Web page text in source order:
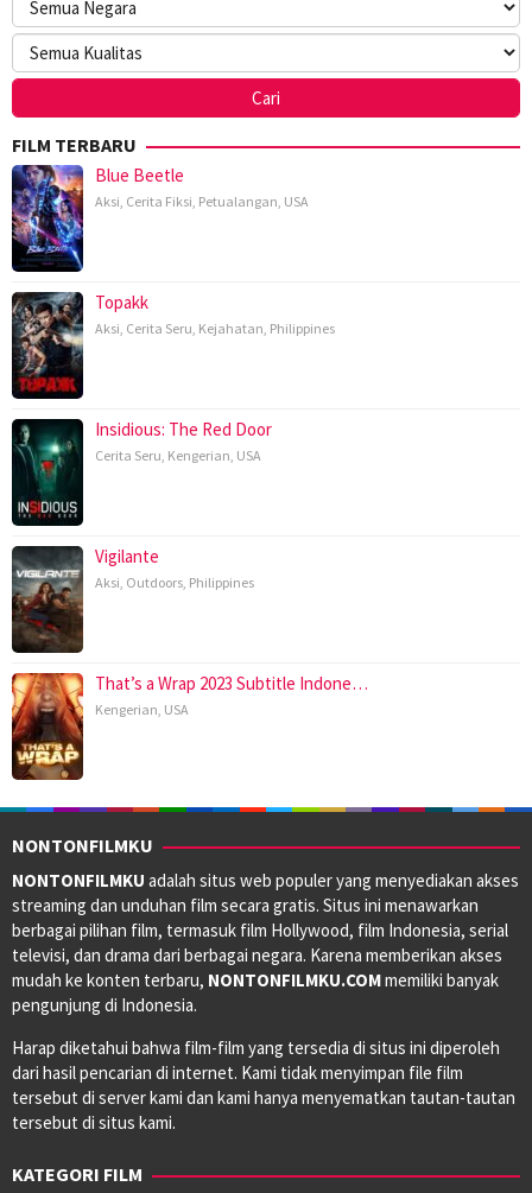
FILM TERBARU
Blue Beetle
Aksi, Cerita Fiksi, Petualangan, USA
Topakk
Aksi, Cerita Seru, Kejahatan, Philippines
Insidious: The Red Door
Cerita Seru, Kengerian, USA
Vigilante
Aksi, Outdoors, Philippines
That’s a Wrap 2023 Subtitle Indone…
Kengerian, USA
NONTONFILMKU
NONTONFILMKU adalah situs web populer yang menyediakan akses
streaming dan unduhan film secara gratis. Situs ini menawarkan
berbagai pilihan film, termasuk film Hollywood, film Indonesia, serial
televisi, dan drama dari berbagai negara. Karena memberikan akses
mudah ke konten terbaru, NONTONFILMKU.COMmemiliki banyak
pengunjung di Indonesia.
Harap diketahui bahwa film-film yang tersedia di situs ini diperoleh
dari hasil pencarian di internet. Kami tidak menyimpan file film
tersebut di server kami dan kami hanya menyematkan tautan-tautan
tersebut di situs kami.
KATEGORI FILM